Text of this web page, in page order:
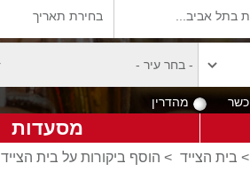
כשר מהדרין
מסעדות
> בית הצייד > הוסף ביקורות על בית הצייד